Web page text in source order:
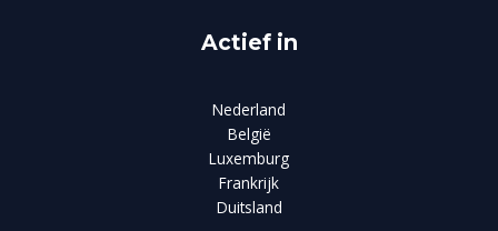
Actief in
Nederland
België
Luxemburg
Frankrijk
Duitsland